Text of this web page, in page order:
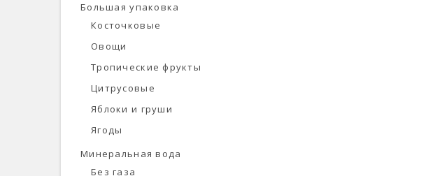
Большая упаковка
Косточковые
Овощи
Тропические фрукты
Цитрусовые
Яблоки и груши
Ягоды
Минеральная вода
Без газа